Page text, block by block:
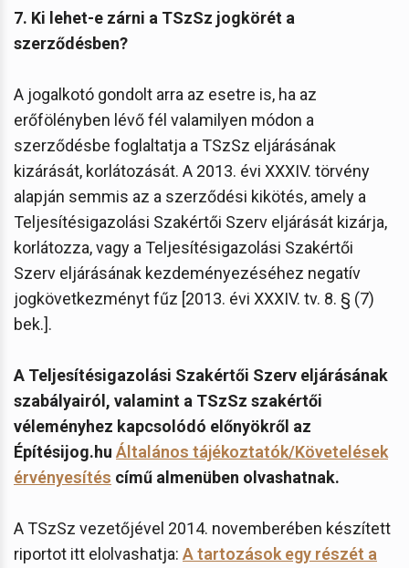
7. Ki lehet-e zárni a TSzSz jogkörét a
szerződésben?
A jogalkotó gondolt arra az esetre is, ha az
erőfölényben lévő fél valamilyen módon a
szerződésbe foglaltatja a TSzSz eljárásának
kizárását, korlátozását. A 2013. évi XXXIV. törvény
alapján semmis az a szerződési kikötés, amely a
Teljesítésigazolási Szakértői Szerv eljárását kizárja,
korlátozza, vagy a Teljesítésigazolási Szakértői
Szerv eljárásának kezdeményezéséhez negatív
jogkövetkezményt fűz [2013. évi XXXIV. tv. 8. § (7)
bek.].
A Teljesítésigazolási Szakértői Szerv eljárásának
szabályairól, valamint a TSzSz szakértői
véleményhez kapcsolódó előnyökről az
Építésijog.hu Általános tájékoztatók/Követelések
érvényesítés című almenüben olvashatnak.
A TSzSz vezetőjével 2014. novemberében készített
riportot itt elolvashatja: A tartozások egy részét a